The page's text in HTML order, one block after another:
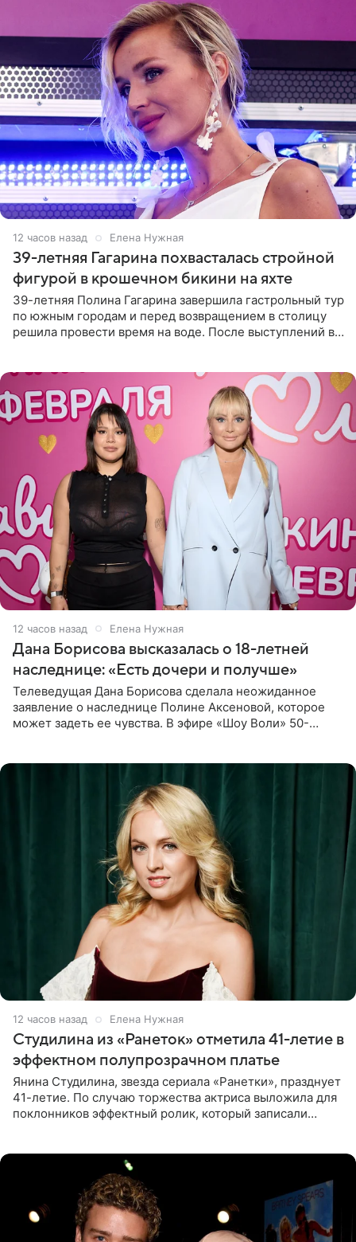
12 часов назад Елена Нужная
39-летняя Гагарина похвасталась стройной
фигурой в крошечном бикини на яхте
39-летняя Полина Гагарина завершила гастрольный тур
по южным городам и перед возвращением в столицу
решила провести время на воде. После выступлений в
12 часов назад Елена Нужная
Дана Борисова высказалась о 18-летней
наследнице: «Есть дочери и получше»
Телеведущая Дана Борисова сделала неожиданное
заявление о наследнице Полине Аксеновой, которое
может задеть ее чувства. В эфире «Шоу Воли» 50-
12 часов назад Елена Нужная
Студилина из «Ранеток» отметила 41-летие в
эффектном полупрозрачном платье
Янина Студилина, звезда сериала «Ранетки», празднует
41-летие. По случаю торжества актриса выложила для
поклонников эффектный ролик, который записали